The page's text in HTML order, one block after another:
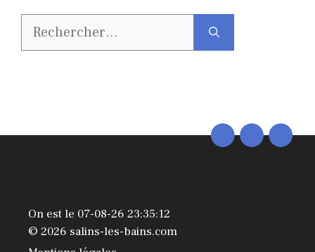
Rechercher :
On est le 07-08-26 23:35:12
© 2026 salins-les-bains.com